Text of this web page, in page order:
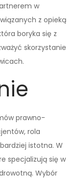
w
z opieką
boryka się z
skorzystanie
prawno-
rola
istotna. W
specjalizują się w
Wybór